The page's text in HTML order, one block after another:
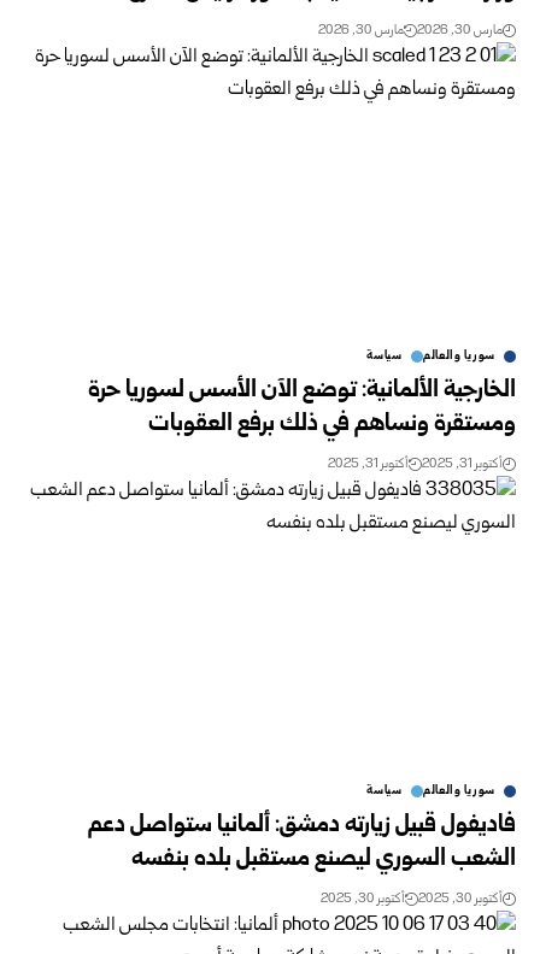
مارس 30, 2026 مارس 30, 2026
سوريا والعالم سياسة
الخارجية الألمانية: توضع الآن الأسس لسوريا حرة
ومستقرة ونساهم في ذلك برفع العقوبات
أكتوبر 31, 2025 أكتوبر 31, 2025
سوريا والعالم سياسة
فاديفول قبيل زيارته دمشق: ألمانيا ستواصل دعم
الشعب السوري ليصنع مستقبل بلده بنفسه
أكتوبر 30, 2025 أكتوبر 30, 2025